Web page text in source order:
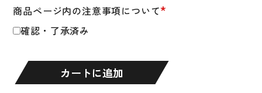
商品ページ内の注意事項について*
確認・了承済み
キ
ッ
ヒ
ー
カートに追加